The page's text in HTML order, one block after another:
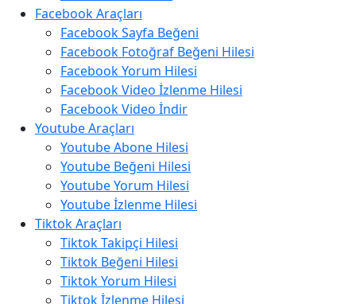
Facebook Araçları
Facebook Sayfa Beğeni
Facebook Fotoğraf Beğeni Hilesi
Facebook Yorum Hilesi
Facebook Video İzlenme Hilesi
Facebook Video İndir
Youtube Araçları
Youtube Abone Hilesi
Youtube Beğeni Hilesi
Youtube Yorum Hilesi
Youtube İzlenme Hilesi
Tiktok Araçları
Tiktok Takipçi Hilesi
Tiktok Beğeni Hilesi
Tiktok Yorum Hilesi
Tiktok İzlenme Hilesi